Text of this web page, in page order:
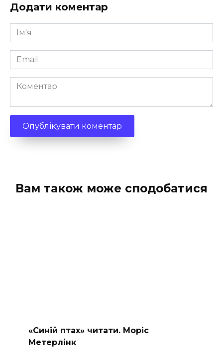
Додати коментар
Ім'я
*
Email
*
Коментар
Вам також може сподобатися
«Синій птах» читати. Моріс
Метерлінк